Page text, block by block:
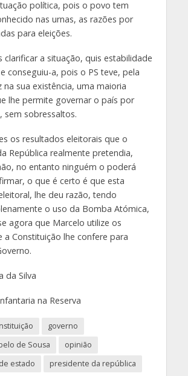
política, pois o povo tem
nas urnas, as razões por
para eleições.
clarificar a situação, quis estabilidade
conseguiu-a, pois o PS teve, pela
na sua existência, uma maioria
lhe permite governar o país por
sem sobressaltos.
os resultados eleitorais que o
República realmente pretendia,
no entanto ninguém o poderá
o que é certo é que esta
lhe deu razão, tendo
o uso da Bomba Atómica,
agora que Marcelo utilize os
a Constituição lhe confere para
da Silva
na Reserva
governo
de Sousa
opinião
estado
presidente da república